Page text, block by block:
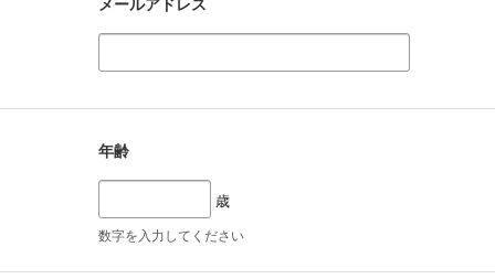
メールアドレス
年齢
歳
数字を入力してください